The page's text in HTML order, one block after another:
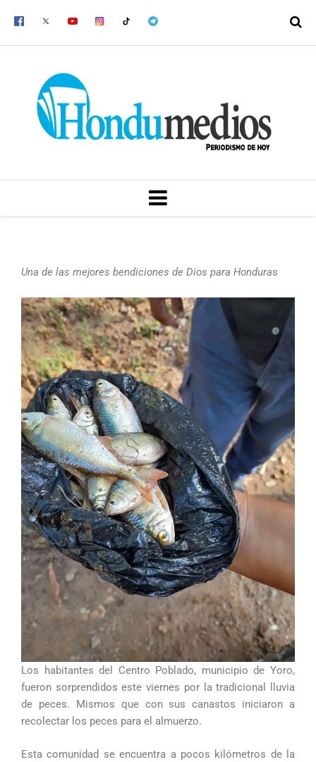
MENU
Una de las mejores bendiciones de Dios para Honduras
Los habitantes del Centro Poblado, municipio de Yoro,
fueron sorprendidos este viernes por la tradicional lluvia
de peces. Mismos que con sus canastos iniciaron a
recolectar los peces para el almuerzo.
Esta comunidad se encuentra a pocos kilómetros de la